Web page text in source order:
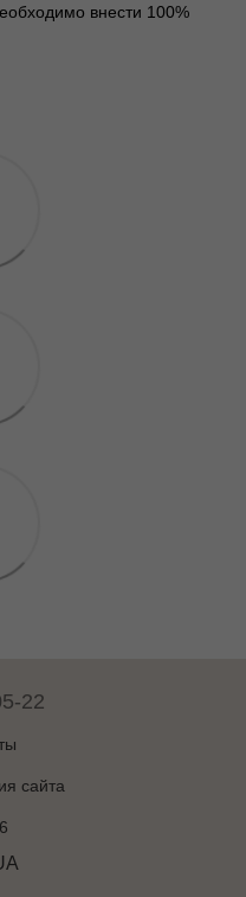
внести 100%
22
сайта